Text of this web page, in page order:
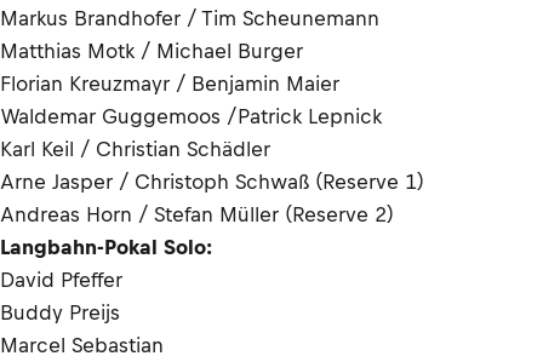
Markus Brandhofer / Tim Scheunemann
Matthias Motk / Michael Burger
Florian Kreuzmayr / Benjamin Maier
Waldemar Guggemoos /Patrick Lepnick
Karl Keil / Christian Schädler
Arne Jasper / Christoph Schwaß (Reserve 1)
Andreas Horn / Stefan Müller (Reserve 2)
Langbahn-Pokal Solo:
David Pfeffer
Buddy Preijs
Marcel Sebastian